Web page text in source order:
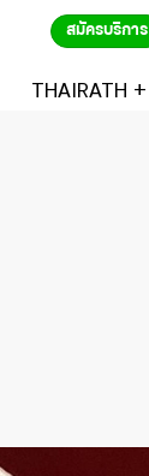
สมัครบริการ
THAIRATH +